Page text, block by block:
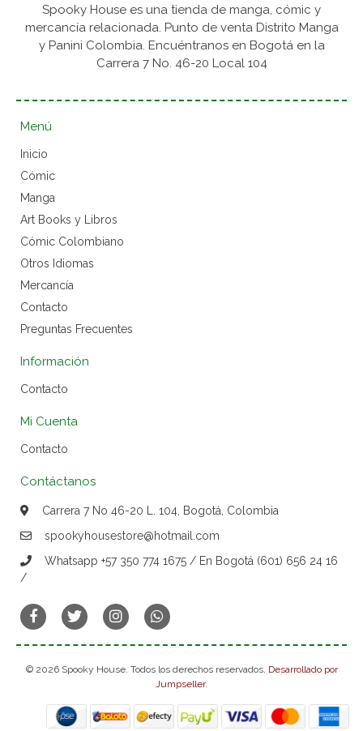
Spooky House es una tienda de manga, cómic y
mercancía relacionada. Punto de venta Distrito Manga
y Panini Colombia. Encuéntranos en Bogotá en la
Carrera 7 No. 46-20 Local 104
Menú
Inicio
Cómic
Manga
Art Books y Libros
Cómic Colombiano
Otros Idiomas
Mercancía
Contacto
Preguntas Frecuentes
Información
Contacto
Mi Cuenta
Contacto
Contáctanos
Carrera 7 No 46-20 L. 104, Bogotá, Colombia
spookyhousestore@hotmail.com
Whatsapp +57 350 774 1675 / En Bogotá (601) 656 24 16
/
© 2026 Spooky House. Todos los derechos reservados. Desarrollado por
Jumpseller.